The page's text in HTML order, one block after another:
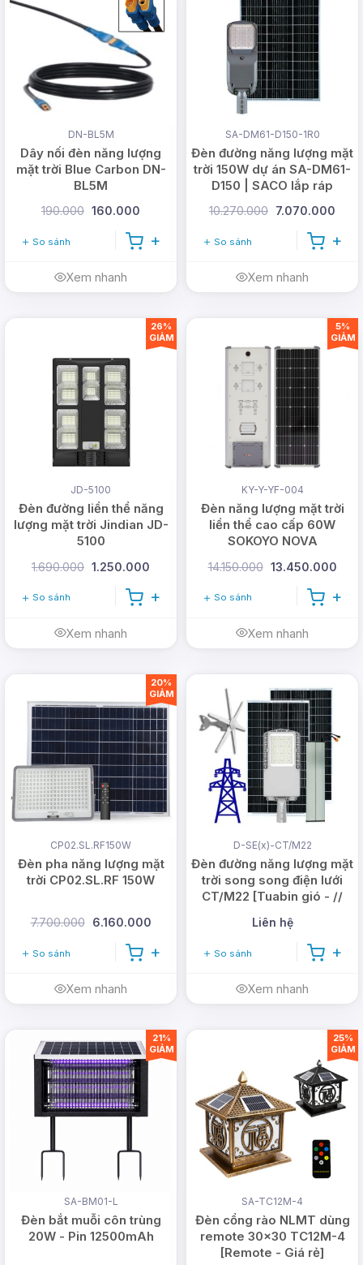
DN-BL5M
Dây nối đèn năng lượng
mặt trời Blue Carbon DN-
BL5M
190.000 160.000
So sánh
Xem nhanh
SA-DM61-D150-1R0
Đèn đường năng lượng mặt
trời 150W dự án SA-DM61-
D150 | SACO lắp ráp
10.270.000 7.070.000
So sánh
Xem nhanh
JD-5100
Đèn đường liền thể năng
lượng mặt trời Jindian JD-
5100
1.690.000 1.250.000
So sánh
Xem nhanh
26%
GIẢM
KY-Y-YF-004
Đèn năng lượng mặt trời
liền thể cao cấp 60W
SOKOYO NOVA
14.150.000 13.450.000
So sánh
Xem nhanh
5%
GIẢM
CP02.SL.RF150W
Đèn pha năng lượng mặt
trời CP02.SL.RF 150W
7.700.000 6.160.000
So sánh
Xem nhanh
20%
GIẢM
D-SE(x)-CT/M22
Đèn đường năng lượng mặt
trời song song điện lưới
CT/M22 [Tuabin gió - //
Liên hệ
So sánh
Xem nhanh
SA-BM01-L
Đèn bắt muỗi côn trùng
20W - Pin 12500mAh
21%
GIẢM
SA-TC12M-4
Đèn cổng rào NLMT dùng
remote 30x30 TC12M-4
[Remote - Giá rẻ]
25%
GIẢM